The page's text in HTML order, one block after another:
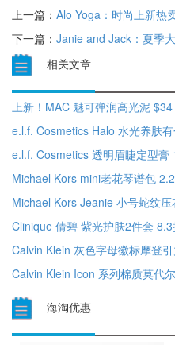
上一篇： Alo Yoga：时尚上新热卖
下一篇： Janie and Jack：夏季
相关文章
上新！MAC 魅可弹润高光泥 $34
e.l.f. Cosmetics 透明眉睫定型膏
Michael Kors mini老花琴谱包
Clinique 倩碧 紫光护肤2件套 8.3
海淘优惠